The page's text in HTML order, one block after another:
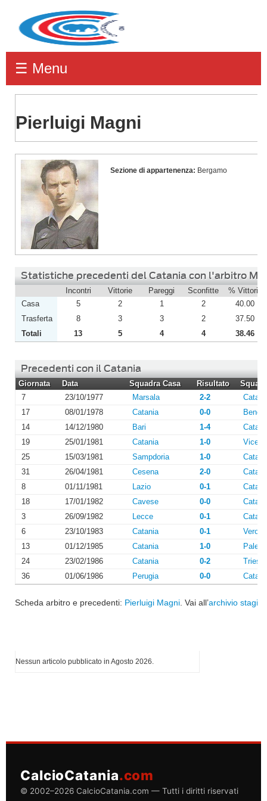
☰ Menu
Pierluigi Magni
MagniSezione di appartenenza: Bergamo
Statistiche precedenti del Catania con l'arbitro
Incontri Vittorie Pareggi Sconfitte % Vittorie
Casa
5 2 1 2
40.00
Trasferta
8 3 3 2
37.50
Totali
13 5 4 4 38.46
Precedenti con il Catania
Giornata Data Squadra Casa Risultato
7
23/10/1977 Marsala 2-2
17
08/01/1978 Catania 0-0
14
14/12/1980 Bari 1-4
19
25/01/1981 Catania 1-0
25
15/03/1981 Sampdoria 1-0
31
26/04/1981 Cesena 2-0
8
01/11/1981 Lazio 0-1
18
17/01/1982 Cavese 0-0
3
26/09/1982 Lecce 0-1
6
23/10/1983 Catania 0-1
Verona
13
01/12/1985 Catania 1-0
24
23/02/1986 Catania 0-2
36
01/06/1986 Perugia 0-0
Scheda arbitro e precedenti: Pierluigi Magni . Vai all’archivio
Nessun articolo pubblicato in Agosto 2026.
CalcioCatania.com
© 2002–2026 CalcioCatania.com — Tutti i diritti riservati